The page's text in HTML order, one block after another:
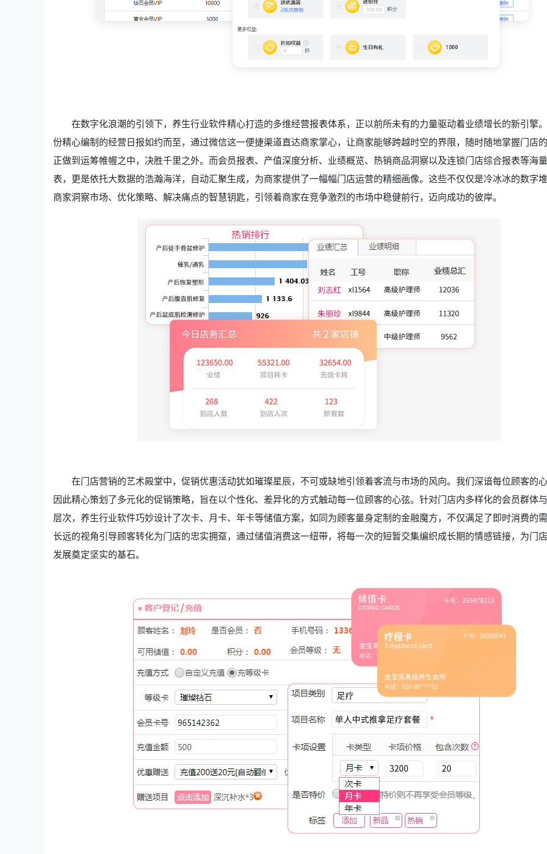
在数字化浪潮的引领下，养生行业软件精心打造的多维经营报表体系，正以前所未有的力量驱动着业绩增长的新引擎
份精心编制的经营日报如约而至，通过微信这一便捷渠道直达商家掌心，让商家能够跨越时空的界限，随时随地掌握门店
正做到运筹帷幄之中，决胜千里之外。而会员报表、产值深度分析、业绩概览、热销商品洞察以及连锁门店综合报表等海
表，更是依托大数据的浩瀚海洋，自动汇聚生成，为商家提供了一幅幅门店运营的精细画像。这些不仅仅是冷冰冰的数字
商家洞察市场、优化策略、解决痛点的智慧钥匙，引领着商家在竞争激烈的市场中稳健前行，迈向成功的彼岸。
在门店营销的艺术殿堂中，促销优惠活动犹如璀璨星辰，不可或缺地引领着客流与市场的风向。我们深谙每位顾客的
因此精心策划了多元化的促销策略，旨在以个性化、差异化的方式触动每一位顾客的心弦。针对门店内多样化的会员群体
层次，养生行业软件巧妙设计了次卡、月卡、年卡等储值方案，如同为顾客量身定制的金融魔方，不仅满足了即时消费的
长远的视角引导顾客转化为门店的忠实拥趸，通过储值消费这一纽带，将每一次的短暂交集编织成长期的情感链接，为门
发展奠定坚实的基石。